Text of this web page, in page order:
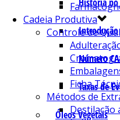
Introdução
Número
Taxas de
Óleos Vegetais
Cadeia Produtiva
Controle de
Ficha
Métodos de
Destilação